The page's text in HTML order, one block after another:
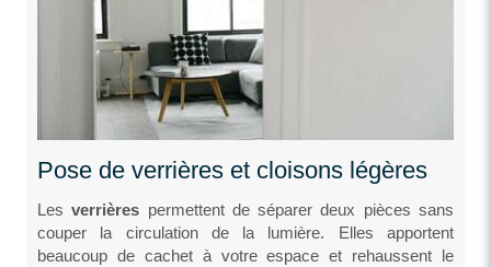
Pose de verrières et cloisons légères
Lesverrières permettent de séparer deux pièces sans
couper la circulation de la lumière. Elles apportent
beaucoup de cachet à votre espace et rehaussent le